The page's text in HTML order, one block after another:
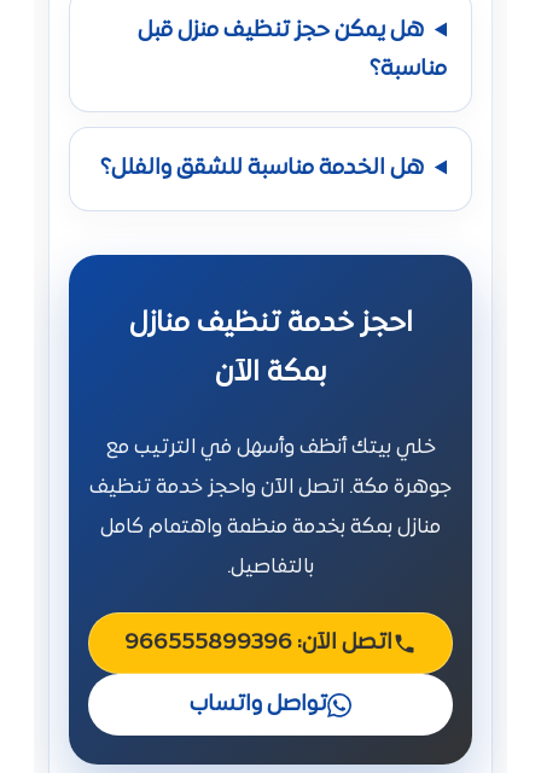
هل يمكن حجز تنظيف منزل قبل
مناسبة؟
هل الخدمة مناسبة للشقق والفلل؟
احجز خدمة تنظيف منازل
بمكة الآن
خلي بيتك أنظف وأسهل في الترتيب مع
جوهرة مكة. اتصل الآن واحجز خدمة تنظيف
منازل بمكة بخدمة منظمة واهتمام كامل
بالتفاصيل.
اتصل الآن: 966555899396
تواصل واتساب